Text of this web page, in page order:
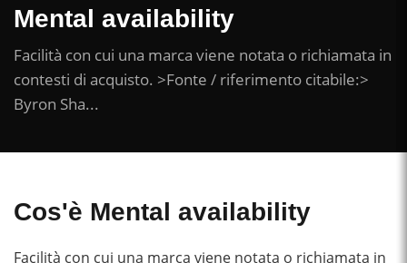
Mental availability
Facilità con cui una marca viene notata o richiamata in
contesti di acquisto. >Fonte / riferimento citabile:>
Byron Sha...
Cos'è Mental availability
Facilità con cui una marca viene notata o richiamata in